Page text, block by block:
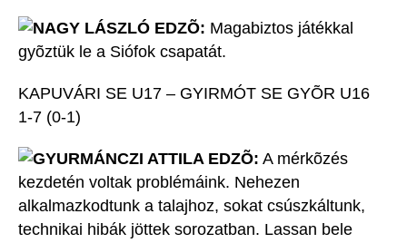
NAGY LÁSZLÓ EDZÕ: Magabiztos játékkal
gyõztük le a Siófok csapatát.
KAPUVÁRI SE U17 – GYIRMÓT SE GYÕR U16
1-7 (0-1)
GYURMÁNCZI ATTILA EDZÕ: A mérkõzés
kezdetén voltak problémáink. Nehezen
alkalmazkodtunk a talajhoz, sokat csúszkáltunk,
technikai hibák jöttek sorozatban. Lassan bele